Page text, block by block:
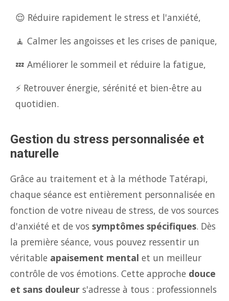
😌 Réduire rapidement le stress et l'anxiété,
🧘 Calmer les angoisses et les crises de panique,
💤 Améliorer le sommeil et réduire la fatigue,
⚡ Retrouver énergie, sérénité et bien-être au
quotidien.
Gestion du stress personnalisée et
naturelle
Grâce au traitement et à la méthode Tatérapi,
chaque séance est entièrement personnalisée en
fonction de votre niveau de stress, de vos sources
d'anxiété et de vos symptômes spécifiques. Dès
la première séance, vous pouvez ressentir un
véritable apaisement mental et un meilleur
contrôle de vos émotions. Cette approche douce
et sans douleur s'adresse à tous : professionnels